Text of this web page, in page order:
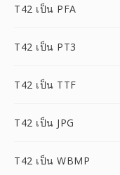
T42 เป็น PFA
T42 เป็น PT3
T42 เป็น TTF
T42 เป็น JPG
T42 เป็น WBMP